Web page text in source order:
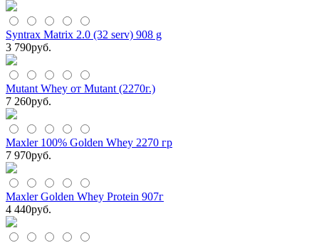
Syntrax Matrix 2.0 (32 serv) 908 g
3 790руб.
Mutant Whey от Mutant (2270г.)
7 260руб.
Maxler 100% Golden Whey 2270 гр
7 970руб.
Maxler Golden Whey Protein 907г
4 440руб.